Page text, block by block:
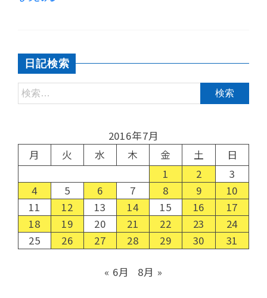
日記検索
2016年7月
月
火 水 木 金 土
日
1
2
3
4
5 6 7 8 9
10
11
12 13 14 15 16
17
18
19 20 21 22 23
24
25
26 27 28 29 30 31
« 6月 8月 »